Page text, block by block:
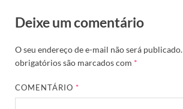
Deixe um comentário
O seu endereço de e-mail não será publicado.
obrigatórios são marcados com *
COMENTÁRIO*